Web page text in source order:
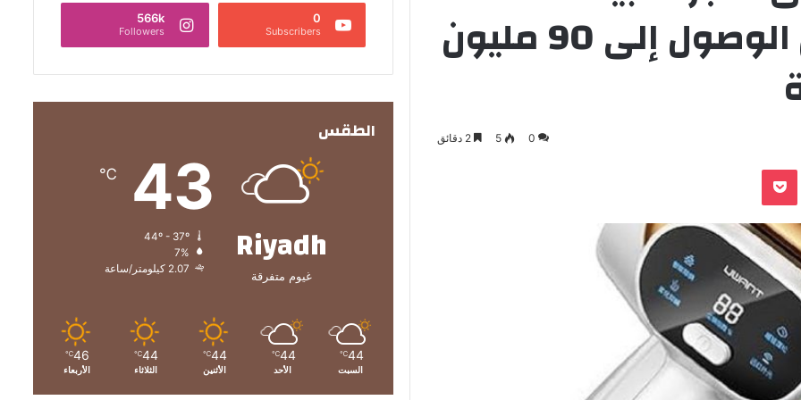
هواوي لتوسيع نطاق الوصول إلى 90 مليون
0
5
‫Pocket
0
Subscribers
566k
Followers
الطقس
Riyadh
غيوم متفرقة
43
℃
7%
2.07 كيلومتر/ساعة
44
℃
السبت
44
℃
الأحد
44
℃
الأثنين
44
℃
الثلاثاء
46
℃
الأربعاء